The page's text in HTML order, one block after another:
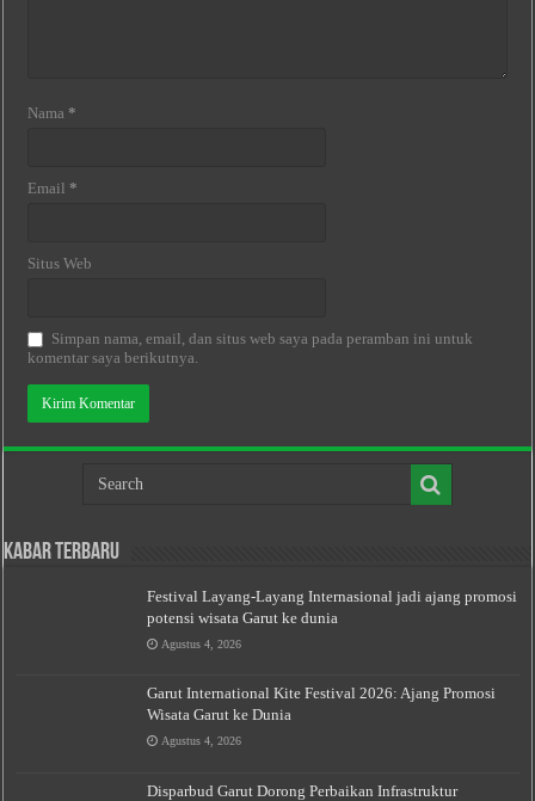
Nama *
Email *
Situs Web
Simpan nama, email, dan situs web saya pada peramban ini untuk
komentar saya berikutnya.
Kabar Terbaru
Festival Layang-Layang Internasional jadi ajang promosi
potensi wisata Garut ke dunia
Agustus 4, 2026
Garut International Kite Festival 2026: Ajang Promosi
Wisata Garut ke Dunia
Agustus 4, 2026
Disparbud Garut Dorong Perbaikan Infrastruktur